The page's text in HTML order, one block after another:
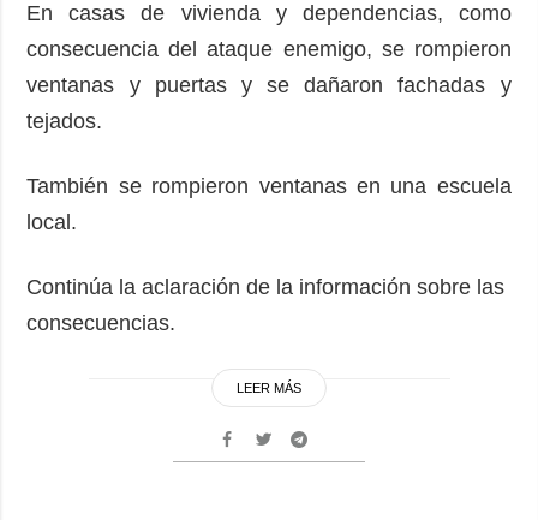
En casas de vivienda y dependencias, como
consecuencia del ataque enemigo, se rompieron
ventanas y puertas y se dañaron fachadas y
tejados.
También se rompieron ventanas en una escuela
local.
Continúa la aclaración de la información sobre las
consecuencias.
LEER MÁS